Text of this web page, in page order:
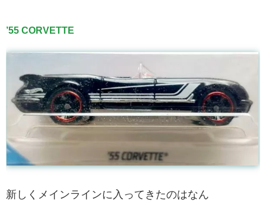
’55 CORVETTE
新しくメインラインに入ってきたのはなん